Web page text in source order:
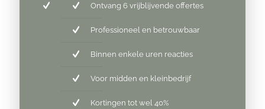
Ontvang 6 vrijblijvende offertes
Professioneel en betrouwbaar
Binnen enkele uren reacties
Voor midden en kleinbedrijf
Kortingen tot wel 40%